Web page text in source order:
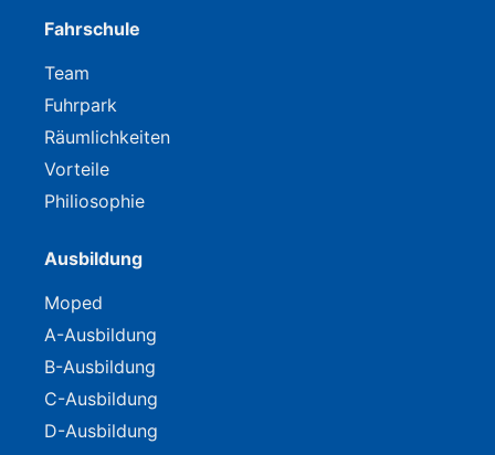
Fahrschule
Team
Fuhrpark
Räumlichkeiten
Vorteile
Philiosophie
Ausbildung
Moped
A-Ausbildung
B-Ausbildung
C-Ausbildung
D-Ausbildung